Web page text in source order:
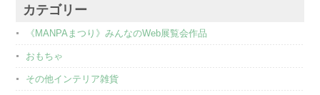
カテゴリー
《MANPAまつり》みんなのWeb展覧会作品
おもちゃ
その他インテリア雑貨